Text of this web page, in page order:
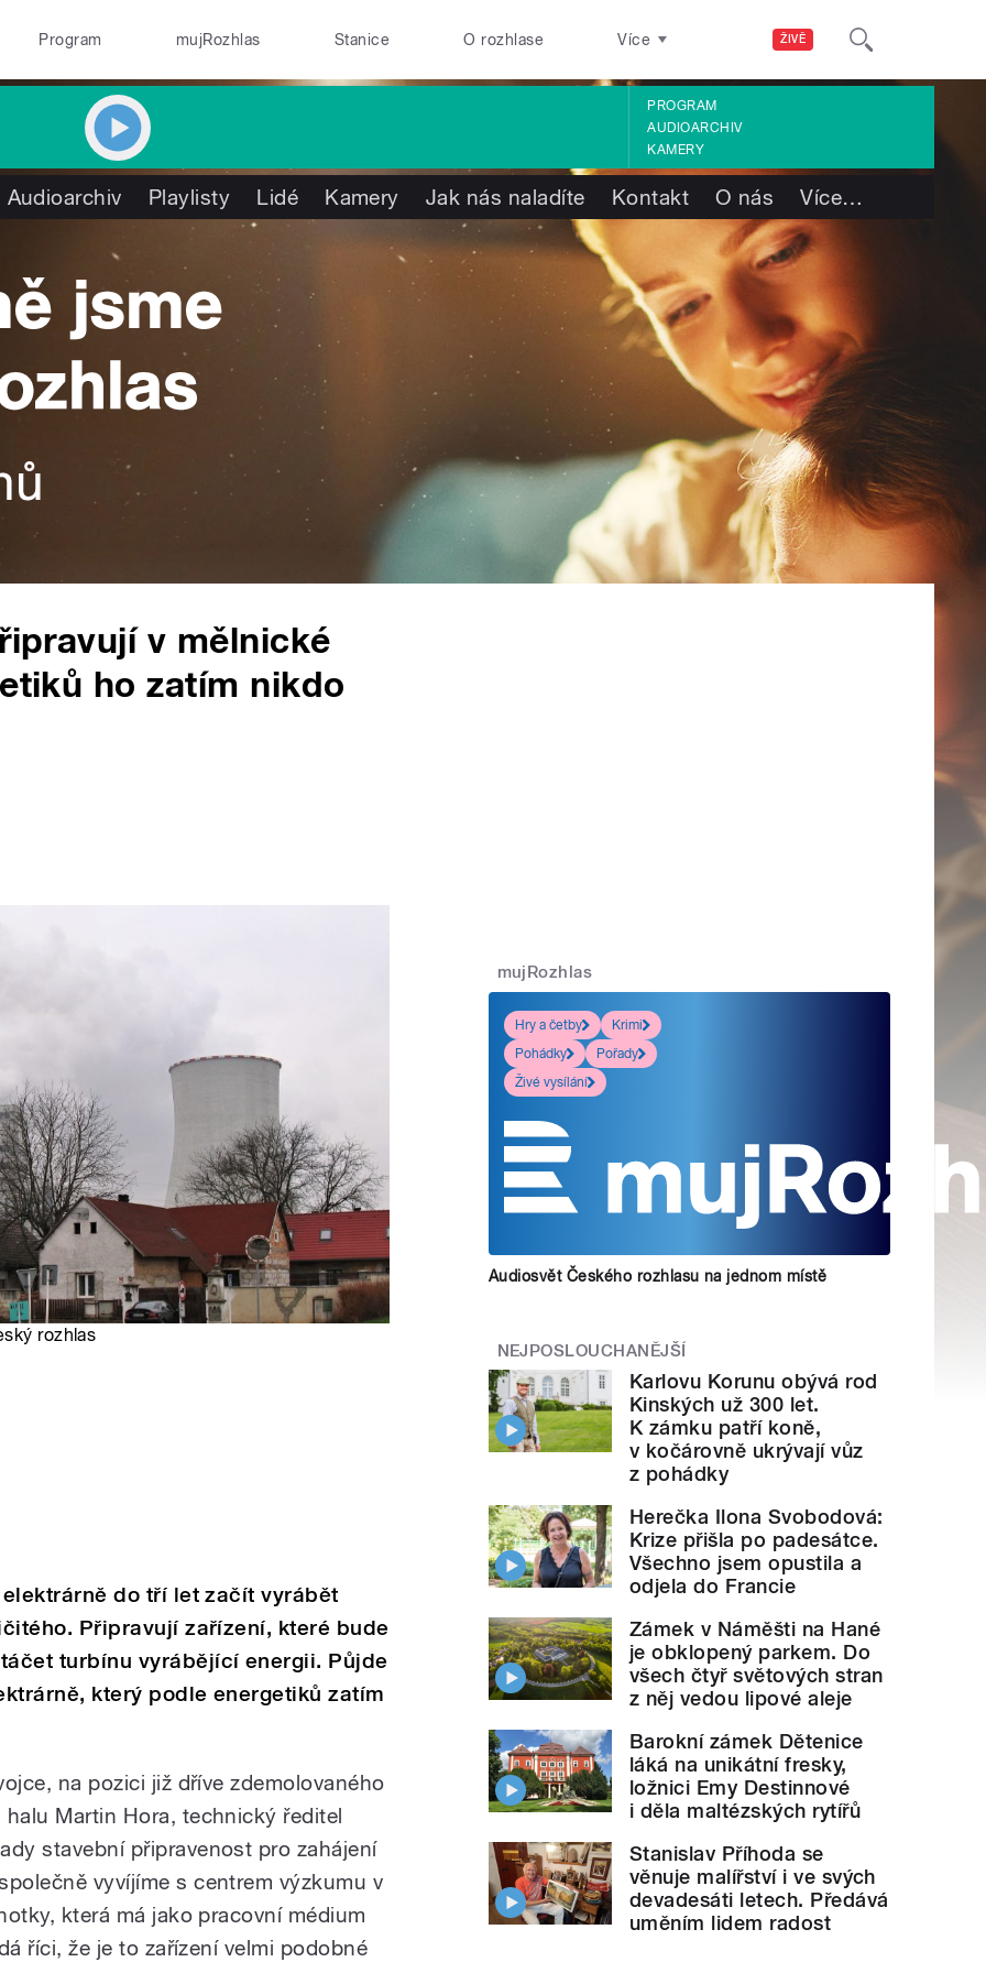
ŽIVĚ
Program mujRozhlas Stanice O rozhlase Více
PROGRAM
AUDIOARCHIV
KAMERY
Audioarchiv Playlisty Lidé Kamery Jak nás naladíte Kontakt O nás Více…
v mělnické
ho zatím nikdo
rozhlas
do tří let začít vyrábět
Připravují zařízení, které bude
turbínu vyrábějící energii. Půjde
který podle energetiků zatím
na pozici již dříve zdemolovaného
Martin Hora, technický ředitel
stavební připravenost pro zahájení
vyvíjíme s centrem výzkumu v
která má jako pracovní médium
říci, že je to zařízení velmi podobné
mujRozhlas
Hry a četby
Krimi
Pohádky
Pořady
Živé vysílání
Audiosvět Českého rozhlasu na jednom místě
NEJPOSLOUCHANĚJŠÍ
Karlovu Korunu obývá rod
Kinských už 300 let.
K zámku patří koně,
v kočárovně ukrývají vůz
z pohádky
Herečka Ilona Svobodová:
Krize přišla po padesátce.
Všechno jsem opustila a
odjela do Francie
Zámek v Náměšti na Hané
je obklopený parkem. Do
všech čtyř světových stran
z něj vedou lipové aleje
Barokní zámek Dětenice
láká na unikátní fresky,
ložnici Emy Destinnové
i děla maltézských rytířů
Stanislav Příhoda se
věnuje malířství i ve svých
devadesáti letech. Předává
uměním lidem radost